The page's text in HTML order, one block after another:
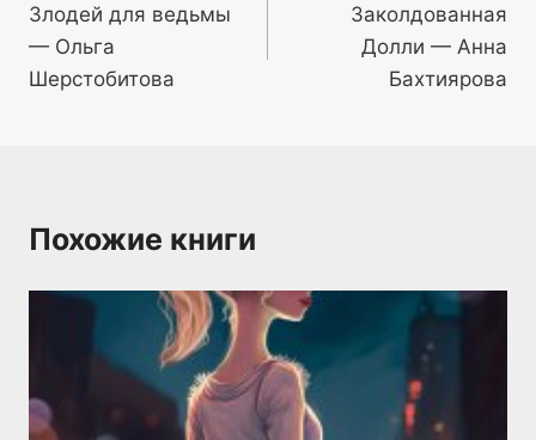
по
записям
Злодей для ведьмы
— Ольга
Шерстобитова
Заколдованная
Долли — Анна
Бахтиярова
Похожие книги